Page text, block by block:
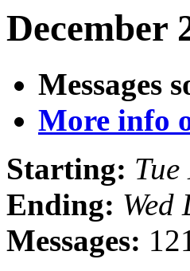
December
Messages
More info
Starting:
Ending: Wed
Messages: